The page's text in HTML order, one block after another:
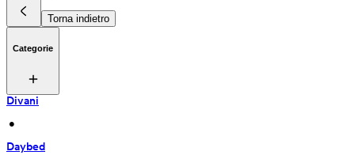
Torna indietro
Categorie
Divani
•
Daybed